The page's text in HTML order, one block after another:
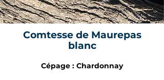
Comtesse de Maurepas
blanc
Cépage : Chardonnay